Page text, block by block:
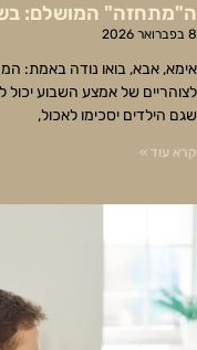
ה"מתחזה" המושלם: בשר מספר 6
8 בפברואר 2026
אימא, אבא, בואו נודה באמת:
לצוהריים של אמצע השבוע
שגם הילדים יסכימו לאכול,
קרא עוד »